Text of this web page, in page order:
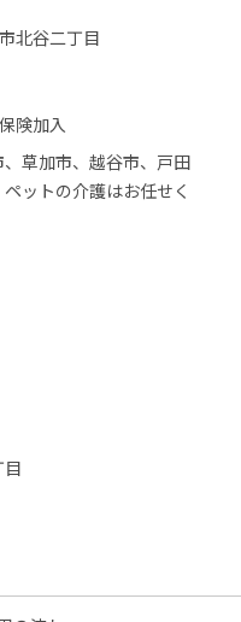
北谷二丁目
険加入
草加市、越谷市、戸田
ットの介護はお任せく
目